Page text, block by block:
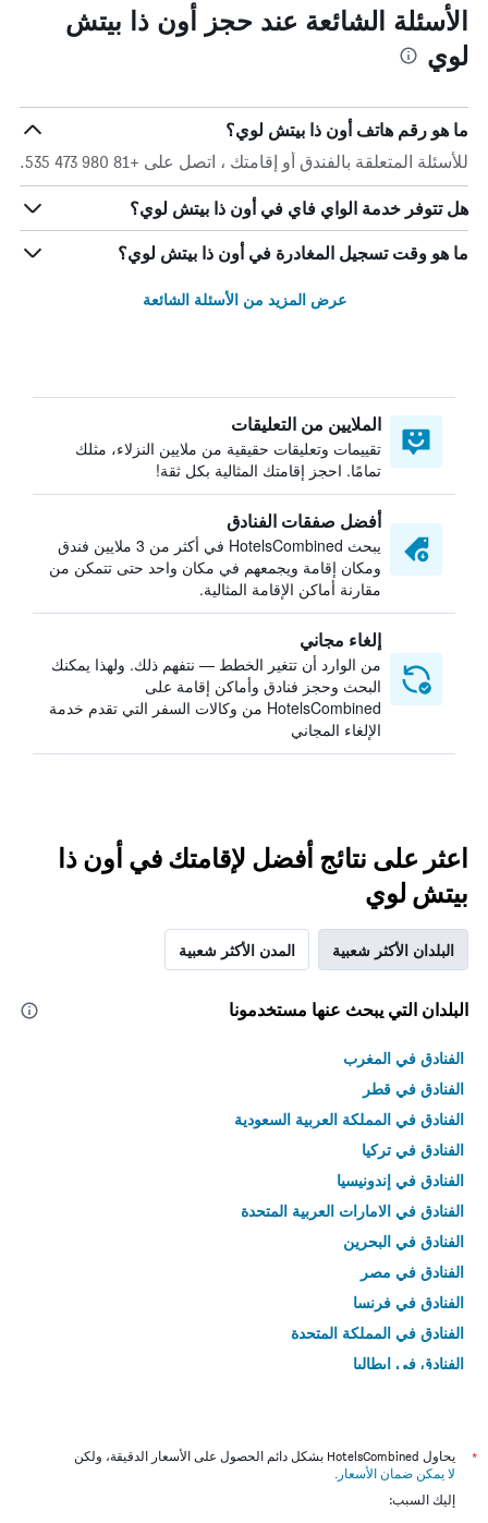
الأسئلة الشائعة عند حجز أون ذا بيتش
لوي
ما هو رقم هاتف أون ذا بيتش لوي؟
للأسئلة المتعلقة بالفندق أو إقامتك ، اتصل على +81 980 473 535.
هل تتوفر خدمة الواي فاي في أون ذا بيتش لوي؟
ما هو وقت تسجيل المغادرة في أون ذا بيتش لوي؟
عرض المزيد من الأسئلة الشائعة
الملايين من التعليقات
تقييمات وتعليقات حقيقية من ملايين النزلاء، مثلك
تمامًا. احجز إقامتك المثالية بكل ثقة!
أفضل صفقات الفنادق
يبحث HotelsCombined في أكثر من 3 ملايين فندق
ومكان إقامة ويجمعهم في مكان واحد حتى تتمكن من
مقارنة أماكن الإقامة المثالية.
إلغاء مجاني
من الوارد أن تتغير الخطط — نتفهم ذلك. ولهذا يمكنك
البحث وحجز فنادق وأماكن إقامة على
HotelsCombined من وكالات السفر التي تقدم خدمة
الإلغاء المجاني
اعثر على نتائج أفضل لإقامتك في أون ذا
بيتش لوي
البلدان الأكثر شعبية المدن الأكثر شعبية
البلدان التي يبحث عنها مستخدمونا
الفنادق في المغرب
الفنادق في قطر
الفنادق في المملكة العربية السعودية
الفنادق في تركيا
الفنادق في إندونيسيا
الفنادق في الامارات العربية المتحدة
الفنادق في البحرين
الفنادق في مصر
الفنادق في فرنسا
الفنادق في المملكة المتحدة
الفنادق في إيطاليا
*
يحاول HotelsCombined بشكل دائم الحصول على الأسعار الدقيقة، ولكن
لا يمكن ضمان الأسعار .
إليك السبب: